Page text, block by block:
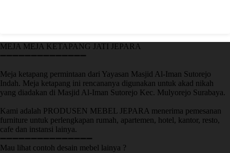
MEJA MEJA KETAPANG JATI JEPARA
➖➖➖➖➖➖➖➖➖➖➖➖➖➖
Meja ketapang permintaan dari Yayasan Masjid Al-Iman Sutorejo
Indah. Meja ketapang ini rencananya digunakan untuk akad nikah
yang diadakan di Masjid Al-Iman Sutorejo Kec. Mulyorejo Surabaya.
Kami adalah PRODUSEN MEBEL JEPARA menerima pemesanan
furniture untuk perlengkapan rumah, apartemen, hotel, kantor, resto,
cafe dan instansi lainya.
➖➖➖➖➖➖➖➖➖➖➖➖➖➖➖
Mau lihat contoh desain mebel lainya ?